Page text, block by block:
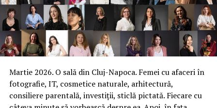
Martie 2026. O sală din Cluj-Napoca. Femei cu afaceri în
fotografie, IT, cosmetice naturale, arhitectură,
consiliere parentală, investiții, sticlă pictată. Fiecare cu